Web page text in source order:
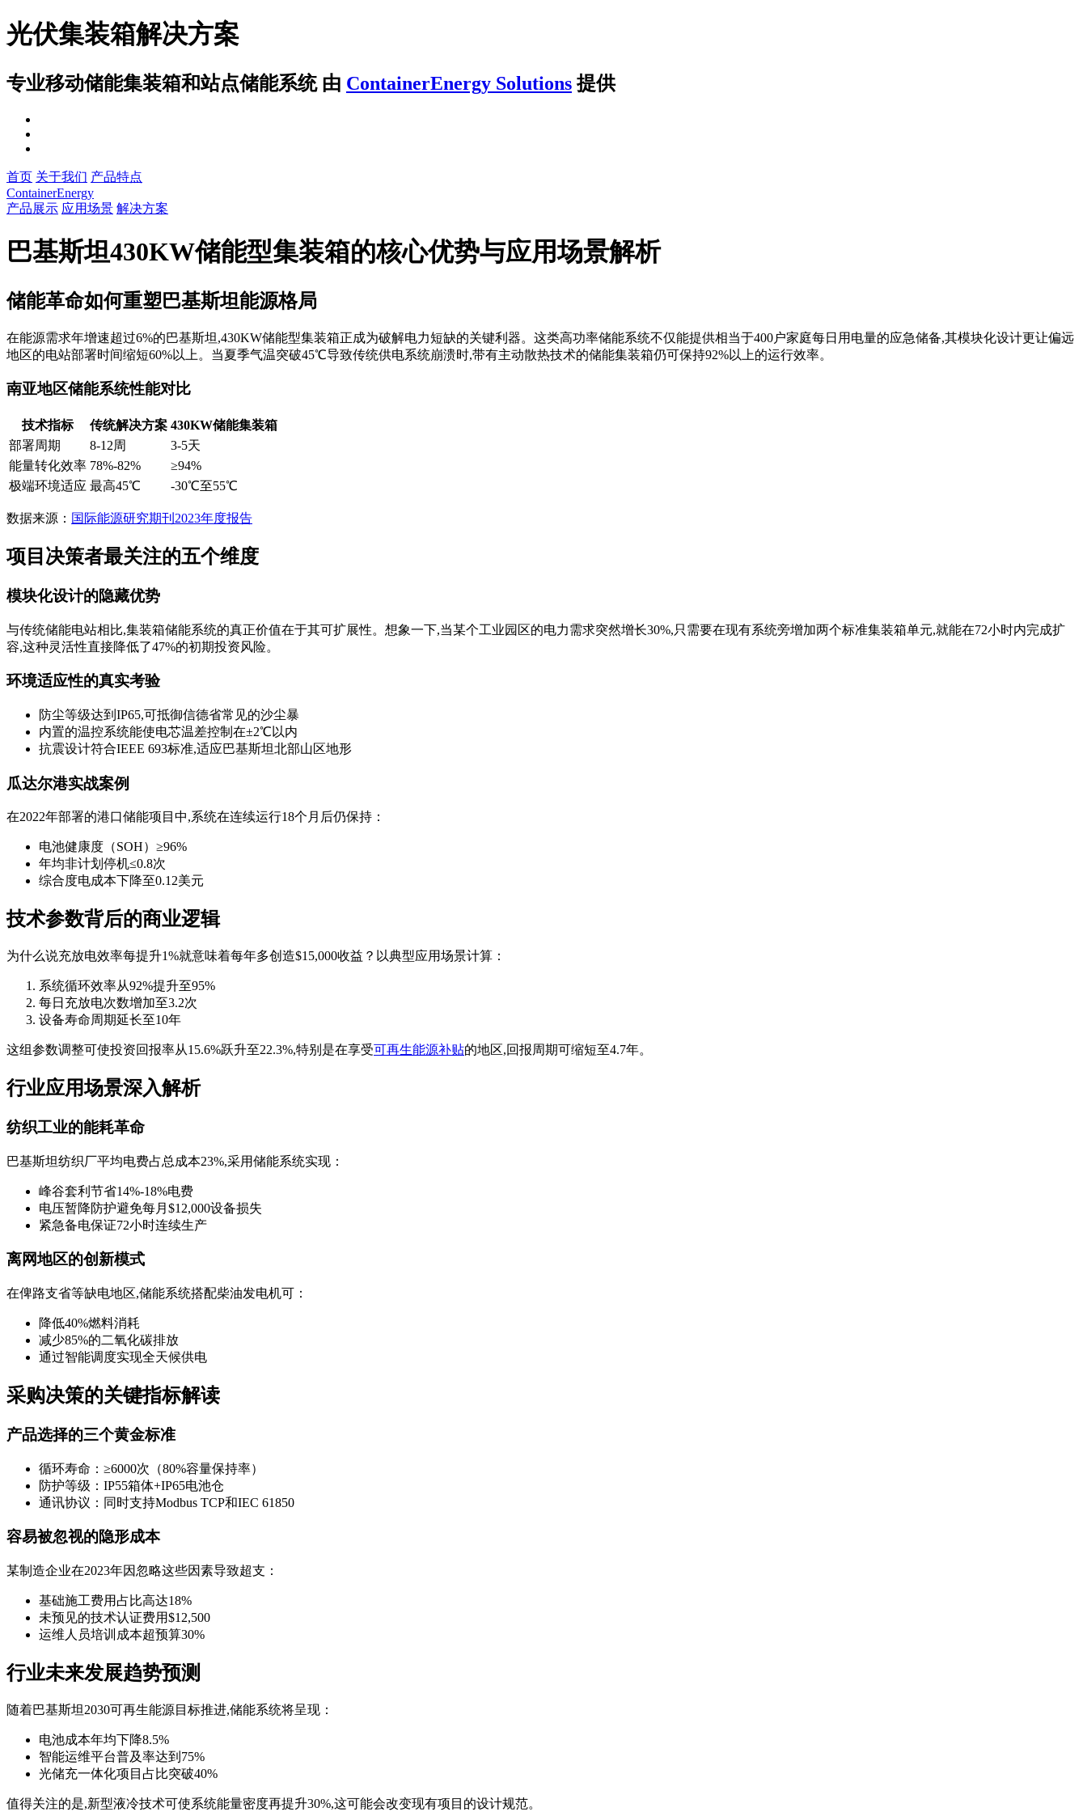
光伏集装箱解决方案
专业移动储能集装箱和站点储能系统 由 ContainerEnergy Solutions 提供
首页 关于我们 产品特点
ContainerEnergy
产品展示 应用场景 解决方案
巴基斯坦430KW储能型集装箱的核心优势与应用场景解析
储能革命如何重塑巴基斯坦能源格局
在能源需求年增速超过6%的巴基斯坦,430KW储能型集装箱正成为破解电力短缺的关键利器。这类高功率储能系统不仅能提供相当于400户家庭每日用电量的应急储备,其模块化设计更让偏远
地区的电站部署时间缩短60%以上。当夏季气温突破45℃导致传统供电系统崩溃时,带有主动散热技术的储能集装箱仍可保持92%以上的运行效率。
南亚地区储能系统性能对比
技术指标 传统解决方案 430KW储能集装箱
部署周期
8-12周
3-5天
能量转化效率 78%-82%
≥94%
极端环境适应 最高45℃ -30℃至55℃
数据来源： 国际能源研究期刊2023年度报告
项目决策者最关注的五个维度
模块化设计的隐藏优势
与传统储能电站相比,集装箱储能系统的真正价值在于其可扩展性。想象一下,当某个工业园区的电力需求突然增长30%,只需要在现有系统旁增加两个标准集装箱单元,就能在72小时内完成扩
容,这种灵活性直接降低了47%的初期投资风险。
环境适应性的真实考验
防尘等级达到IP65,可抵御信德省常见的沙尘暴
内置的温控系统能使电芯温差控制在±2℃以内
抗震设计符合IEEE 693标准,适应巴基斯坦北部山区地形
瓜达尔港实战案例
在2022年部署的港口储能项目中,系统在连续运行18个月后仍保持：
电池健康度（SOH）≥96%
年均非计划停机≤0.8次
综合度电成本下降至0.12美元
技术参数背后的商业逻辑
为什么说充放电效率每提升1%就意味着每年多创造$15,000收益？以典型应用场景计算：
系统循环效率从92%提升至95%
每日充放电次数增加至3.2次
设备寿命周期延长至10年
这组参数调整可使投资回报率从15.6%跃升至22.3%,特别是在享受可再生能源补贴的地区,回报周期可缩短至4.7年。
行业应用场景深入解析
纺织工业的能耗革命
巴基斯坦纺织厂平均电费占总成本23%,采用储能系统实现：
峰谷套利节省14%-18%电费
电压暂降防护避免每月$12,000设备损失
紧急备电保证72小时连续生产
离网地区的创新模式
在俾路支省等缺电地区,储能系统搭配柴油发电机可：
降低40%燃料消耗
减少85%的二氧化碳排放
通过智能调度实现全天候供电
采购决策的关键指标解读
产品选择的三个黄金标准
循环寿命：≥6000次（80%容量保持率）
防护等级：IP55箱体+IP65电池仓
通讯协议：同时支持Modbus TCP和IEC 61850
容易被忽视的隐形成本
某制造企业在2023年因忽略这些因素导致超支：
基础施工费用占比高达18%
未预见的技术认证费用$12,500
运维人员培训成本超预算30%
行业未来发展趋势预测
随着巴基斯坦2030可再生能源目标推进,储能系统将呈现：
电池成本年均下降8.5%
智能运维平台普及率达到75%
光储充一体化项目占比突破40%
值得关注的是,新型液冷技术可使系统能量密度再提升30%,这可能会改变现有项目的设计规范。